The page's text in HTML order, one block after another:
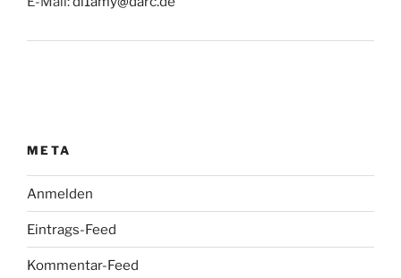
META
Anmelden
Eintrags-Feed
Kommentar-Feed